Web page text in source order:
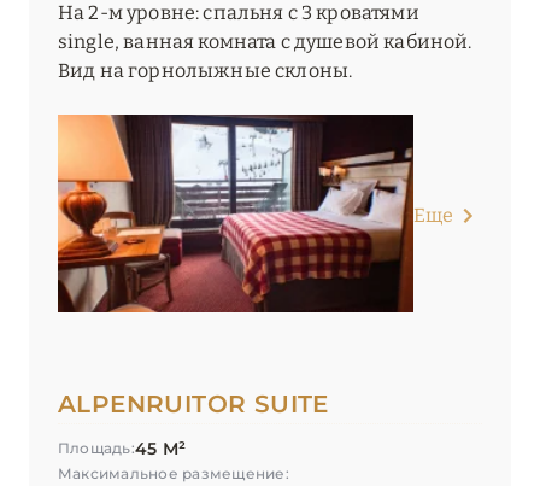
Six Senses Residences Courchevel
Ultima Hotel Courchevel
Villa Maïa
White 1921 Courchevel
Yellowstone Lodge by Alpine Resorts
ОКСИТАНИЯ
На 2-м уровне: спальня с 3 кроватями
single, ванная комната с душевой кабиной.
Вид на горнолыжные склоны.
Еще
ALPENRUITOR SUITE
Площадь:45 М²
Максимальное размещение: